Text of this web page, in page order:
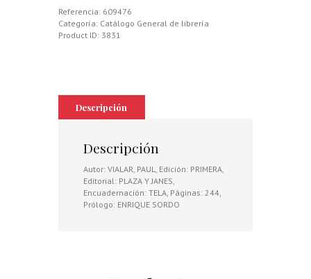
ONES
cantidad
Referencia: 609476
Categoría: Catálogo General de librería
Product ID: 3831
Descripción
Descripción
Autor: VIALAR, PAUL, Edición: PRIMERA,
Editorial: PLAZA Y JANES,
Encuadernación: TELA, Páginas: 244,
Prólogo: ENRIQUE SORDO